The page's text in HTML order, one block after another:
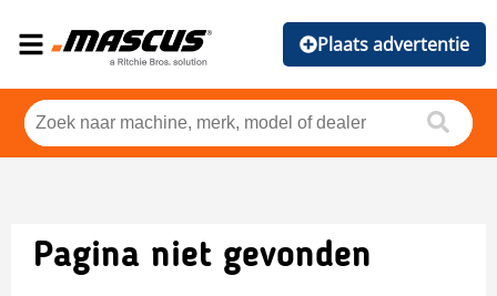
Plaats advertentie
Pagina niet gevonden